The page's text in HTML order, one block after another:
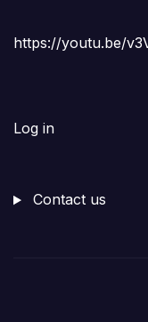
https://youtu.be/
Log in
Contact us